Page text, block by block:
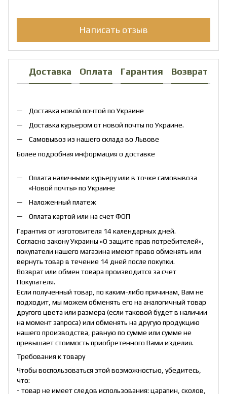
Написать отзыв
Доставка Оплата Гарантия Возврат
Доставка новой почтой по Украине
Доставка курьером от новой почты по Украине.
Самовывоз из нашего склада во Львове
Более подробная информация о доставке
Оплата наличными курьеру или в точке самовывоза
«Новой почты» по Украине
Наложенный платеж
Оплата картой или на счет ФОП
Гарантия от изготовителя 14 календарных дней.
Согласно закону Украины «О защите прав потребителей»,
покупатели нашего магазина имеют право обменять или
вернуть товар в течение 14 дней после покупки.
Возврат или обмен товара производится за счет
Покупателя.
Если полученный товар, по каким-либо причинам, Вам не
подходит, мы можем обменять его на аналогичный товар
другого цвета или размера (если таковой будет в наличии
на момент запроса) или обменять на другую продукцию
нашего производства, равную по сумме или сумме не
превышает стоимость приобретенного Вами изделия.
Требования к товару
Чтобы воспользоваться этой возможностью, убедитесь,
что:
- товар не имеет следов использования: царапин, сколов,